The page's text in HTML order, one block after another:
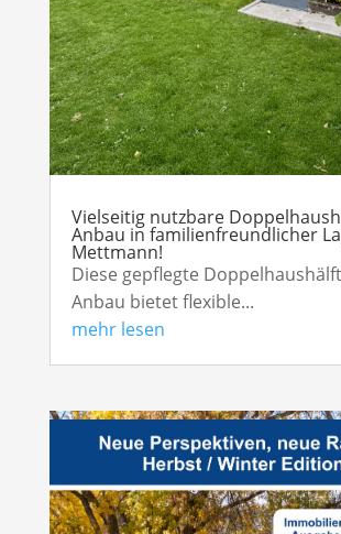
Vielseitig nutzbare
Anbau in familienfreundlicher
Mettmann!
Diese gepflegte
Anbau bietet flexible...
mehr lesen